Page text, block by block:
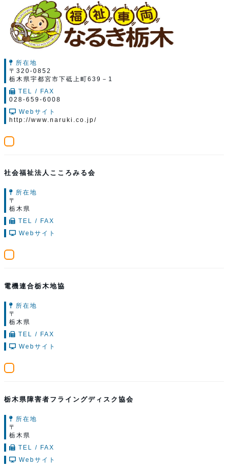
所在地
〒320-0852
栃木県宇都宮市下砥上町639－1
TEL / FAX
028-659-6008
Webサイト
http://www.naruki.co.jp/
社会福祉法人こころみる会
所在地
〒
栃木県
TEL / FAX
Webサイト
電機連合栃木地協
所在地
〒
栃木県
TEL / FAX
Webサイト
栃木県障害者フライングディスク協会
所在地
〒
栃木県
TEL / FAX
Webサイト